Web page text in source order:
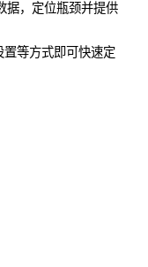
据，定位瓶颈并提供
置等方式即可快速定